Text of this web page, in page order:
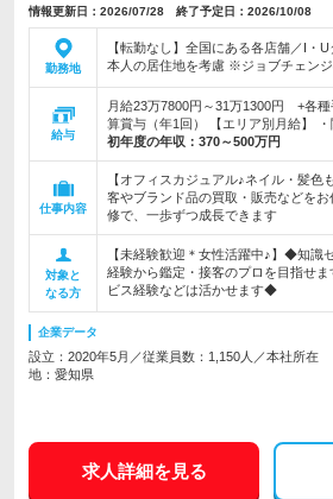
情報更新日：2026/07/28 終了予定日：2026/10/08
勤務地
【転勤なし】全国にある各店舗／I・
本人の居住地を考慮 ※ジョブチェン
給与
月給23万7800円～31万1300円 +各
算賞与（年1回） 【エリア別月給】 ・
初年度の年収： 370～500万円
仕事内容
【オフィスカジュアル♪ネイル・髪
客やブランド品の買取・販売などを
修で、一歩ずつ成長できます
対象と
なる方
【未経験歓迎＊女性活躍中♪】◆知識
経験から鑑定・接客のプロを目指せ
ビス経験などは活かせます◆
企業データ
設立：2020年5月／従業員数：1,150人／本社所在
地：愛知県
求人詳細を見る